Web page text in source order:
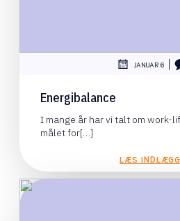
JANUAR 6
Energibalance
I mange år har vi talt om work-
målet for[…]
LÆS